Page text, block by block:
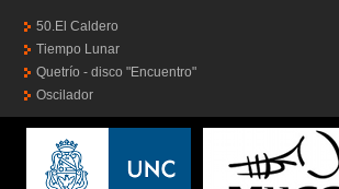
50.El Caldero
Tiempo Lunar
Quetrío - disco "Encuentro"
Oscilador